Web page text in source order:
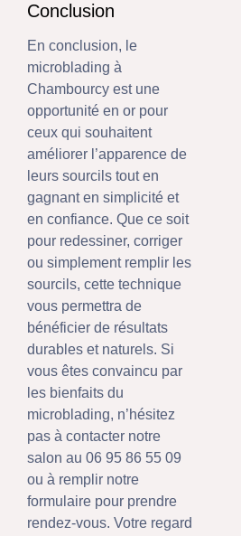
Conclusion
En conclusion, le
microblading à
Chambourcy est une
opportunité en or pour
ceux qui souhaitent
améliorer l’apparence de
leurs sourcils tout en
gagnant en simplicité et
en confiance. Que ce soit
pour redessiner, corriger
ou simplement remplir les
sourcils, cette technique
vous permettra de
bénéficier de résultats
durables et naturels. Si
vous êtes convaincu par
les bienfaits du
microblading, n’hésitez
pas à contacter notre
salon au 06 95 86 55 09
ou à remplir notre
formulaire pour prendre
rendez-vous. Votre regard